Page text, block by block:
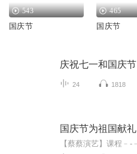
543
国庆节
465
国庆节
庆祝七一和国庆节
24 1818
国庆节为祖国献礼